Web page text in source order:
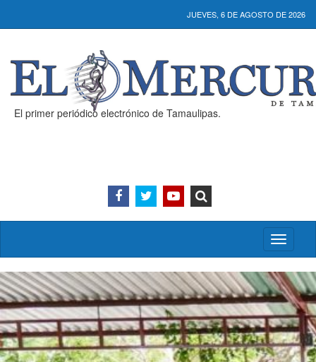
JUEVES, 6 DE AGOSTO DE 2026
El primer periódico electrónico de Tamaulipas.
Activar/
menú